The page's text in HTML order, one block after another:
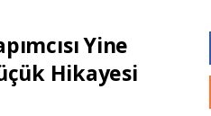
Yine
Hikayesi